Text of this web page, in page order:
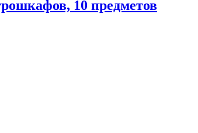
10 предметов